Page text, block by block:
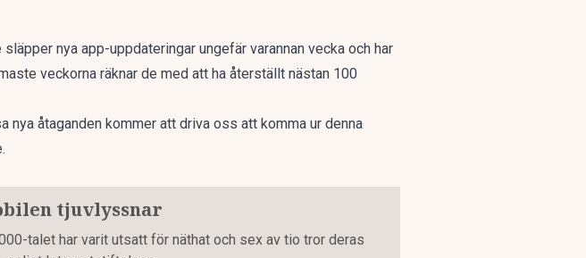
nya app-uppdateringar ungefär varannan vecka och har
veckorna räknar de med att ha återställt nästan 100
nya åtaganden kommer att driva oss att komma ur denna
tjuvlyssnar
talet har varit utsatt för näthat och sex av tio tror deras